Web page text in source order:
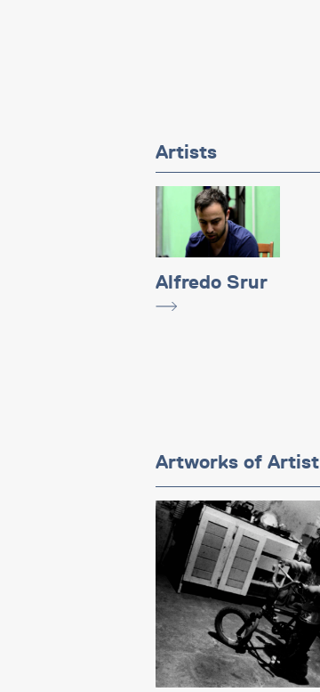
Artists
Alfredo Srur
Artworks of Artist